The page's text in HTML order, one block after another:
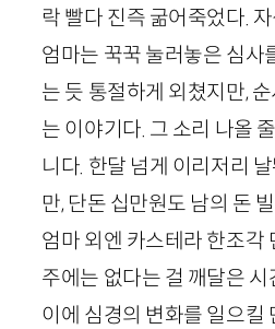
락 빨다 진즉 굶어죽었다.
엄마는 꾹꾹 눌러놓은 심사
는 듯 통절하게 외쳤지만,
는 이야기다. 그 소리 나올
니다. 한달 넘게 이리저리
만, 단돈 십만원도 남의 돈
엄마 외엔 카스테라 한조각
주에는 없다는 걸 깨달은
이에 심경의 변화를 일으킬